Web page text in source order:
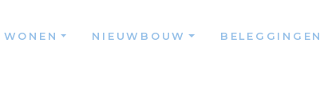
WONEN NIEUWBOUW BELEGGINGEN